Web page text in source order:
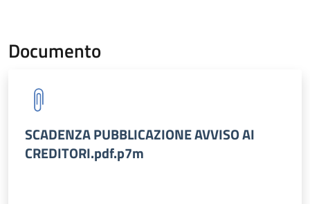
Documento
SCADENZA PUBBLICAZIONE AVVISO AI
CREDITORI.pdf.p7m